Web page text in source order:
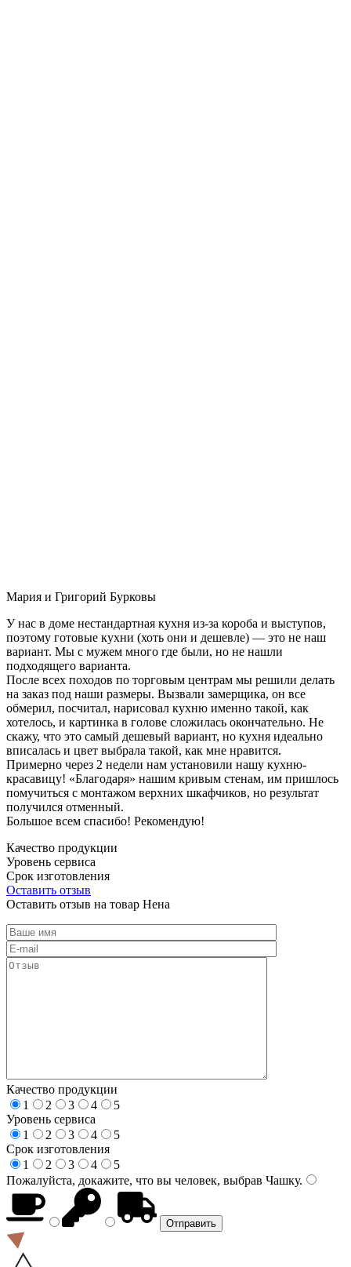
Мария и Григорий Бурковы
У нас в доме нестандартная кухня из-за короба и выступов,
поэтому готовые кухни (хоть они и дешевле) — это не наш
вариант. Мы с мужем много где были, но не нашли
подходящего варианта.
После всех походов по торговым центрам мы решили делать
на заказ под наши размеры. Вызвали замерщика, он все
обмерил, посчитал, нарисовал кухню именно такой, как
хотелось, и картинка в голове сложилась окончательно. Не
скажу, что это самый дешевый вариант, но кухня идеально
вписалась и цвет выбрала такой, как мне нравится.
Примерно через 2 недели нам установили нашу кухню-
красавицу! «Благодаря» нашим кривым стенам, им пришлось
помучиться с монтажом верхних шкафчиков, но результат
получился отменный.
Большое всем спасибо! Рекомендую!
Качество продукции
Уровень сервиса
Срок изготовления
Оставить отзыв
Оставить отзыв на товар Нена
Качество продукции
1
2 3 4
5
Уровень сервиса
1
2 3 4
5
Срок изготовления
1
2 3 4
5
Пожалуйста, докажите, что вы человек, выбрав Чашку.